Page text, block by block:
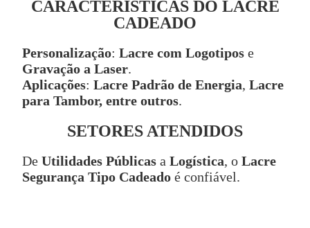
CARACTERÍSTICAS DO LACRE
CADEADO
Personalização: Lacre com Logotipos e
Gravação a Laser.
Aplicações: Lacre Padrão de Energia, Lacre
para Tambor, entre outros.
SETORES ATENDIDOS
De Utilidades Públicas a Logística, o Lacre
Segurança Tipo Cadeado é confiável.